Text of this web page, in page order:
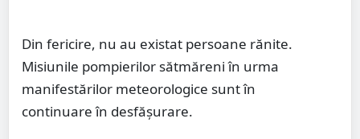
Din fericire, nu au existat persoane rănite.
Misiunile pompierilor sătmăreni în urma
manifestărilor meteorologice sunt în
continuare în desfășurare.